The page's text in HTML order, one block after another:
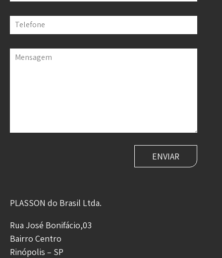
Telefone
Mensagem
PLASSON do Brasil Ltda.
Rua José Bonifácio,03
Bairro Centro
Rinópolis – SP